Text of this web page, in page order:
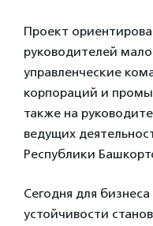
Проект
руководителей
управленческие
корпораций и
также на
ведущих
Республики
Сегодня для
устойчивости